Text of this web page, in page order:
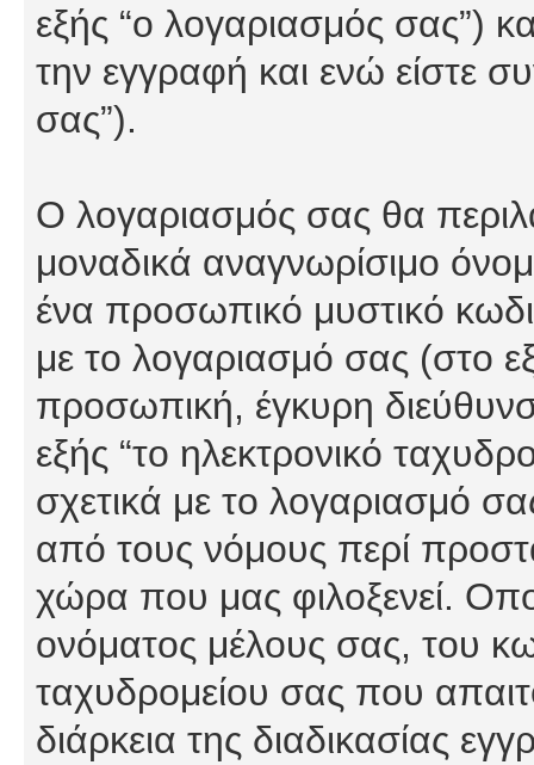
εξής “ο λογαριασμός σας”)
την εγγραφή και ενώ είστε
σας”).
Ο λογαριασμός σας θα
μοναδικά αναγνωρίσιμο
ένα προσωπικό μυστικό
με το λογαριασμό σας (στο
προσωπική, έγκυρη
εξής “το ηλεκτρονικό
σχετικά με το λογαριασμό
από τους νόμους περί
χώρα που μας φιλοξενεί.
ονόματος μέλους σας, του
ταχυδρομείου σας που
διάρκεια της διαδικασίας